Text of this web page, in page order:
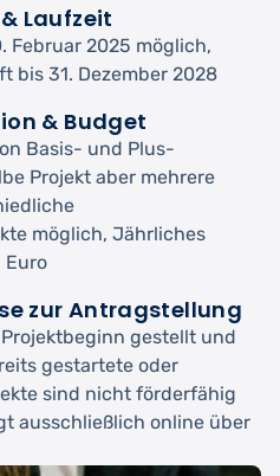
Laufzeit
Februar 2025 möglich,
bis 31. Dezember 2028
& Budget
Basis- und Plus-
Projekt aber mehrere
möglich, Jährliches
Euro
zur Antragstellung
gestellt und
gestartete oder
sind nicht förderfähig
ausschließlich online über